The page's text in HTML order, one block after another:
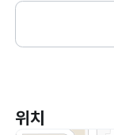
위치